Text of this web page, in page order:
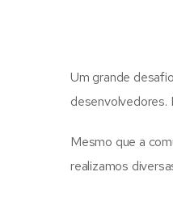
Um grande
desenvolvedores.
Mesmo que a
realizamos